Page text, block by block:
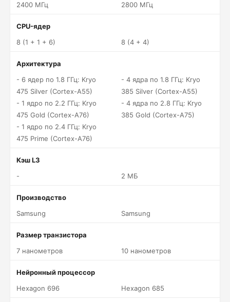
2400 МГц
2800 МГц
CPU-ядер
8 (1 + 1 + 6)
8 (4 + 4)
Архитектура
- 6 ядер по 1.8 ГГц: Kryo
475 Silver (Cortex-A55)
- 1 ядро по 2.2 ГГц: Kryo
475 Gold (Cortex-A76)
- 1 ядро по 2.4 ГГц: Kryo
475 Prime (Cortex-A76)
- 4 ядра по 1.8 ГГц: Kryo
385 Silver (Cortex-A55)
- 4 ядра по 2.8 ГГц: Kryo
385 Gold (Cortex-A75)
Кэш L3
-
2 МБ
Производство
Samsung
Samsung
Размер транзистора
7 нанометров
10 нанометров
Нейронный процессор
Hexagon 696
Hexagon 685